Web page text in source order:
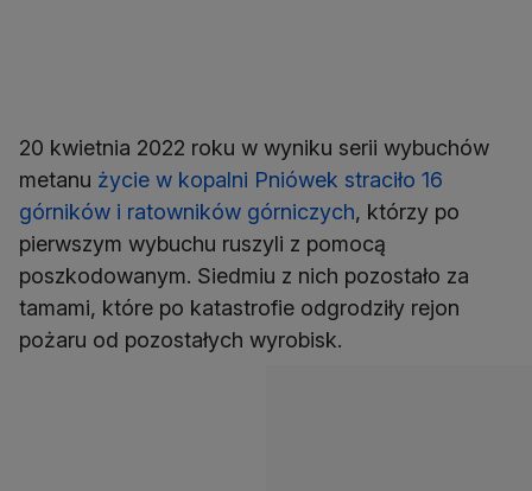
20 kwietnia 2022 roku w wyniku serii wybuchów
metanu życie w kopalni Pniówek straciło 16
górników i ratowników górniczych, którzy po
pierwszym wybuchu ruszyli z pomocą
poszkodowanym. Siedmiu z nich pozostało za
tamami, które po katastrofie odgrodziły rejon
pożaru od pozostałych wyrobisk.